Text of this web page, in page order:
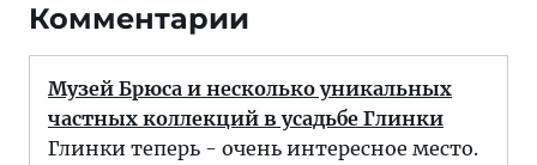
Комментарии
Музей Брюса и несколько уникальных
частных коллекций в усадьбе Глинки
Глинки теперь - очень интересное место.